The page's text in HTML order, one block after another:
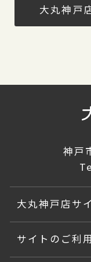
大丸神戸
神戸
大丸神戸店サ
サイトのご利